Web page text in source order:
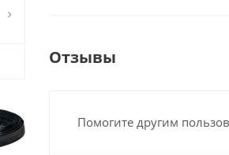
Отзывы
Помогите другим